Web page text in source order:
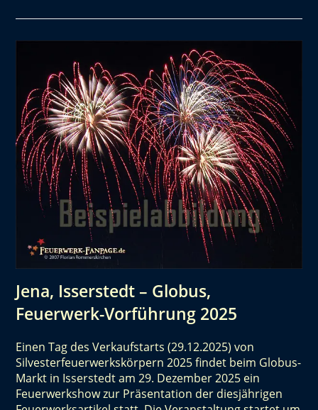
Jena, Isserstedt – Globus,
Feuerwerk-Vorführung 2025
Einen Tag des Verkaufstarts (29.12.2025) von
Silvesterfeuerwerkskörpern 2025 findet beim Globus-
Markt in Isserstedt am 29. Dezember 2025 ein
Feuerwerkshow zur Präsentation der diesjährigen